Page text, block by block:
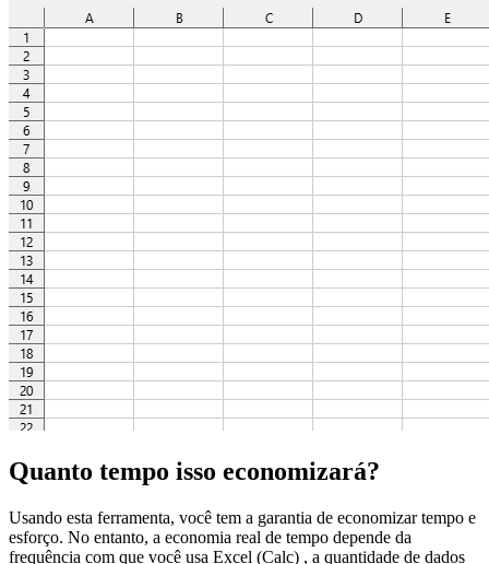
Quanto tempo isso economizará?
Usando esta ferramenta, você tem a garantia de economizar tempo e
esforço. No entanto, a economia real de tempo depende da
frequência com que você usa Excel (Calc) , a quantidade de dados